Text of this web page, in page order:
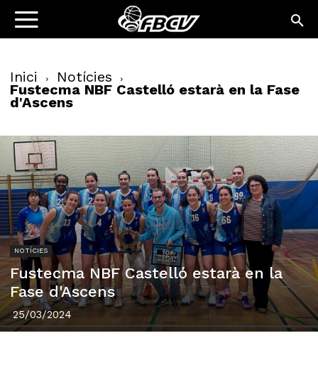
Inici Notícies
Fustecma NBF Castelló estarà en la Fase
d'Ascens
NOTÍCIES
Fustecma NBF Castelló estarà en la
Fase d'Ascens
25/03/2024